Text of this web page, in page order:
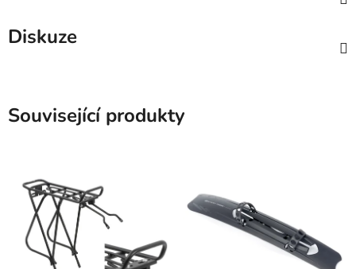
Diskuze
Související produkty